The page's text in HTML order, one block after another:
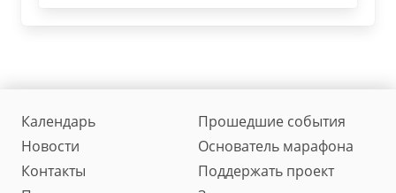
Календарь
Прошедшие события
Новости
Основатель марафона
Контакты
Поддержать проект